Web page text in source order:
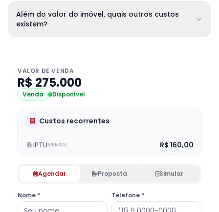
Além do valor do imóvel, quais outros custos
existem?
VALOR DE VENDA
R$ 275.000
Venda Disponível
Custos recorrentes
IPTUMENSAL R$ 160,00
Agendar Proposta Simular
Nome * Telefone *